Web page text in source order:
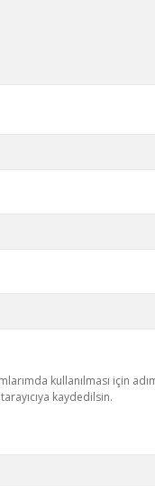
kullanılması için
kaydedilsin.